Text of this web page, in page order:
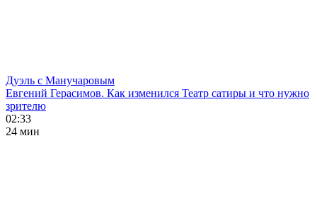
Дуэль с Манучаровым
Евгений Герасимов. Как изменился Театр сатиры и что нужно
зрителю
02:33
24 мин